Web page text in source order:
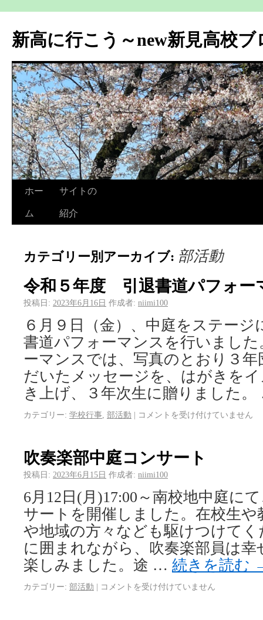
新高に行こう～new新見高校ブ
ホー
ム
サイトの
紹介
カテゴリー別アーカイブ: 部活動
令和５年度 引退書道パフォー
投稿日: 2023年6月16日 作成者: niimi100
６月９日（金）、中庭をステージ
書道パフォーマンスを行いまし
ーマンスでは、写真のとおり３
だいたメッセージを、はがきを
き上げ、３年次生に贈りました
カテゴリー: 学校行事 部活動 | コメントを受け付けていません
吹奏楽部中庭コンサート
投稿日: 2023年6月15日 作成者: niimi100
6月12日(月)17:00～南校地中庭に
サートを開催しました。在校生や
や地域の方々なども駆けつけて
に囲まれながら、吹奏楽部員は
楽しみました。途 … 続きを読む
カテゴリー: 部活動 | コメントを受け付けていません